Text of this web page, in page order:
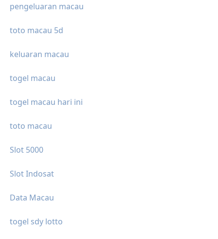
pengeluaran macau
toto macau 5d
keluaran macau
togel macau
togel macau hari ini
toto macau
Slot 5000
Slot Indosat
Data Macau
togel sdy lotto